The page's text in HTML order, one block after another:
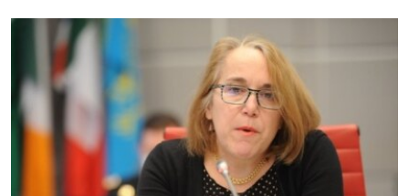
КИТАЙ.ВИКЛИКИ
МУЛЬТИМЕДІА
ФОТО